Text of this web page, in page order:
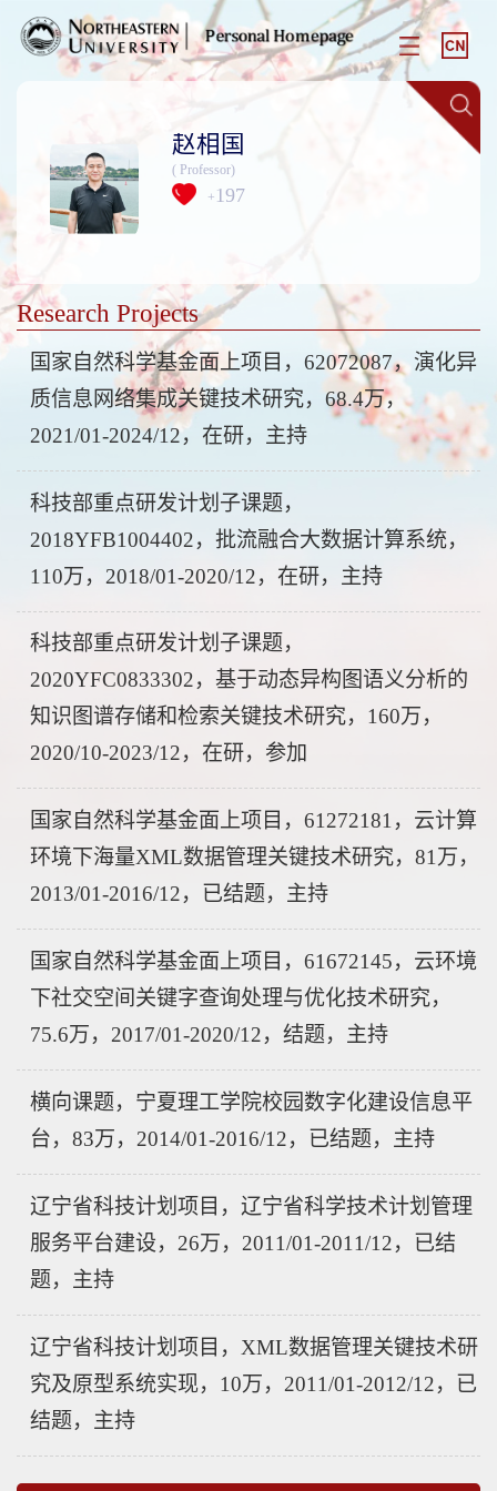
赵相国
( Professor)
+ 197
Research Projects
国家自然科学基金面上项目，62072087，演化异
质信息网络集成关键技术研究，68.4万，
2021/01-2024/12，在研，主持
科技部重点研发计划子课题，
2018YFB1004402，批流融合大数据计算系统，
110万，2018/01-2020/12，在研，主持
科技部重点研发计划子课题，
2020YFC0833302，基于动态异构图语义分析的
知识图谱存储和检索关键技术研究，160万，
2020/10-2023/12，在研，参加
国家自然科学基金面上项目，61272181，云计算
环境下海量XML数据管理关键技术研究，81万，
2013/01-2016/12，已结题，主持
国家自然科学基金面上项目，61672145，云环境
下社交空间关键字查询处理与优化技术研究，
75.6万，2017/01-2020/12，结题，主持
横向课题，宁夏理工学院校园数字化建设信息平
台，83万，2014/01-2016/12，已结题，主持
辽宁省科技计划项目，辽宁省科学技术计划管理
服务平台建设，26万，2011/01-2011/12，已结
题，主持
辽宁省科技计划项目，XML数据管理关键技术研
究及原型系统实现，10万，2011/01-2012/12，已
结题，主持